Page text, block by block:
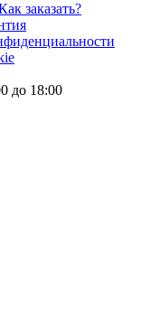
заказать?
до 18:00